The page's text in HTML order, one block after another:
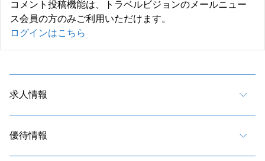
コメント投稿機能は、トラベルビジョンのメールニュー
ス会員の方のみご利用いただけます。
ログインはこちら
求人情報
優待情報